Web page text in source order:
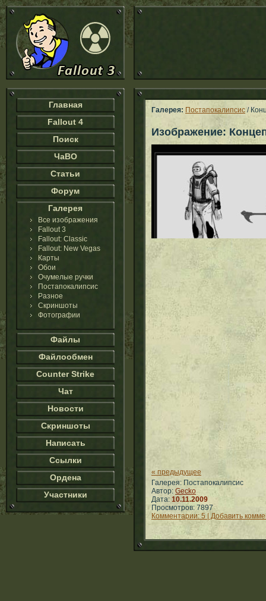
Главная
Fallout 4
Поиск
ЧаВО
Статьи
Форум
Галерея
Все изображения
Fallout 3
Fallout: Classic
Fallout: New Vegas
Карты
Обои
Очумелые ручки
Постапокалипсис
Разное
Скриншоты
Фотографии
Файлы
Файлообмен
Counter Strike
Чат
Новости
Скриншоты
Написать
Ссылки
Ордена
Участники
Галерея: Постапокалипсис /
Изображение:
« предыдущее
Галерея: Постапокалипсис
Автор: Gecko
Дата: 10.11.2009
Просмотров: 7897
Комментарии: 5 | Добавить